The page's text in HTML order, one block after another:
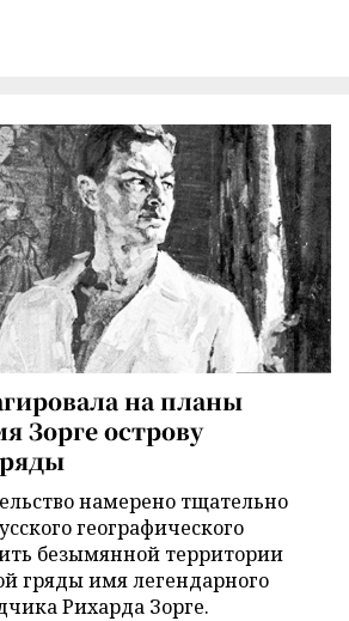
на планы
Зорге острову
намерено тщательно
географического
безымянной территории
гряды имя легендарного
Рихарда Зорге.